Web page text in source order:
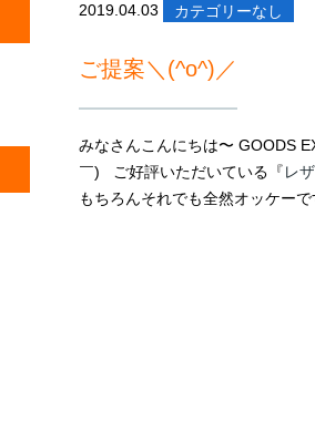
2019.04.03 カテゴリーなし
ご提案＼(^o^)／
みなさんこんにちは〜 GOODS
￣) ご好評いただいている『レ
もちろんそれでも全然オッケー